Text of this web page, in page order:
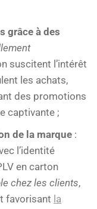
grâce à des
suscitent l’intérêt
les achats,
des promotions
captivante ;
de la marque :
l’identité
en carton
chez les clients,
favorisant la